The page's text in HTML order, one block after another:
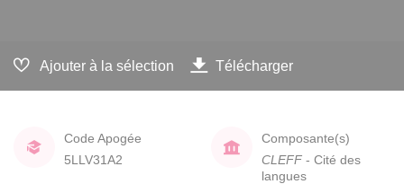
Ajouter à la sélection Télécharger
Code Apogée
5LLV31A2
Composante(s)
CLEFF - Cité des
langues